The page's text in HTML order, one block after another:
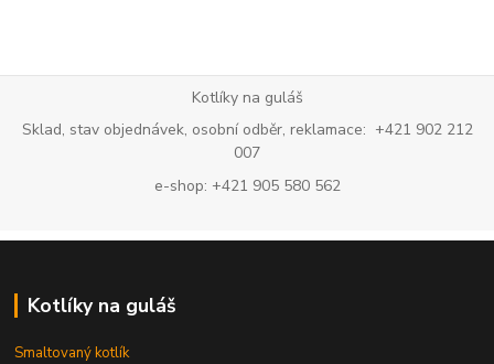
Kotlíky na guláš
Sklad, stav objednávek, osobní odběr, reklamace: +421 902 212
007
e-shop: +421 905 580 562
Kotlíky na guláš
Smaltovaný kotlík